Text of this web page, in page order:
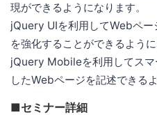
現ができるようになります。
jQuery UIを利用してWebペー
を強化することができるように
jQuery Mobileを利用してスマ
したWebページを記述できる
■セミナー詳細